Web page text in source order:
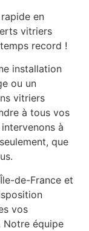
en
vitriers
record !
installation
ou un
vitriers
à tous vos
à
que
de-France et
vos
Notre équipe